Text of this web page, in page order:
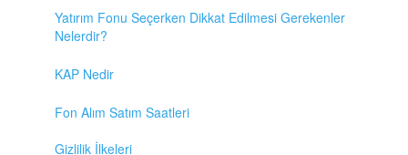
Yatırım Fonu Seçerken Dikkat Edilmesi Gerekenler
Nelerdir?
KAP Nedir
Fon Alım Satım Saatleri
Gizlilik İlkeleri